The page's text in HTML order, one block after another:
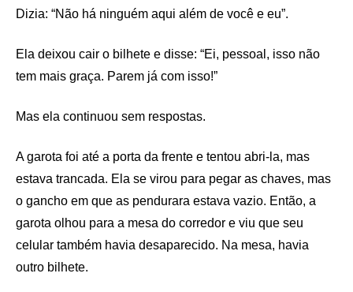
Dizia: “Não há ninguém aqui além de você e eu”.
Ela deixou cair o bilhete e disse: “Ei, pessoal, isso não
tem mais graça. Parem já com isso!”
Mas ela continuou sem respostas.
A garota foi até a porta da frente e tentou abri-la, mas
estava trancada. Ela se virou para pegar as chaves, mas
o gancho em que as pendurara estava vazio. Então, a
garota olhou para a mesa do corredor e viu que seu
celular também havia desaparecido. Na mesa, havia
outro bilhete.